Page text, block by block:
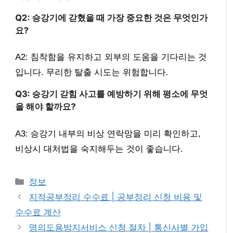
Q2: 승강기에 갇혔을 때 가장 중요한 것은 무엇인가
요?
A2: 침착함을 유지하고 외부의 도움을 기다리는 것
입니다. 무리한 탈출 시도는 위험합니다.
Q3: 승강기 갇힘 사고를 예방하기 위해 평소에 무엇
을 해야 할까요?
A3: 승강기 내부의 비상 연락망을 미리 확인하고,
비상시 대처법을 숙지해두는 것이 좋습니다.
카
테
고
리
정보
지적공부정리 수수료 | 공부정리 신청 비용 및
수수료 계산
명의도용방지서비스 신청 절차 | 통신사별 가입